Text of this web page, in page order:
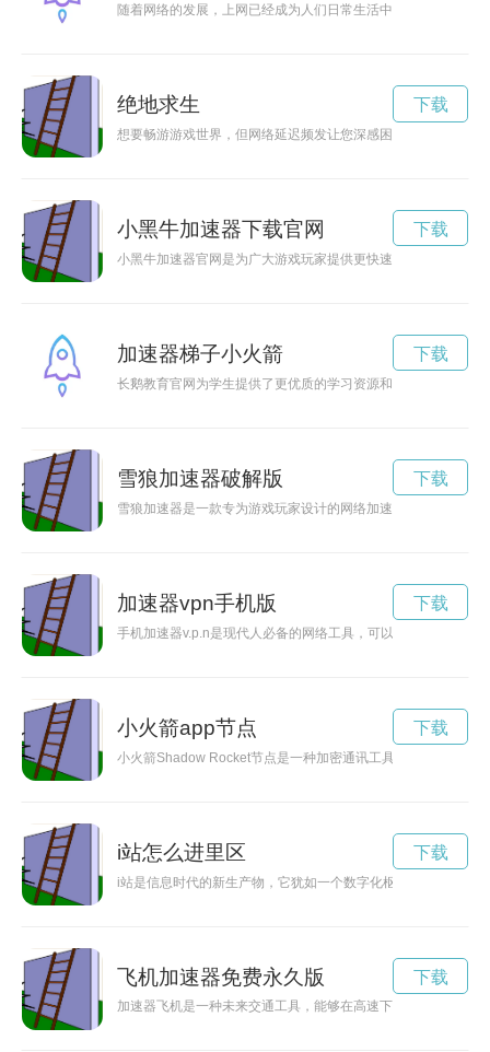
随着网络的发展，上网已经成为人们日常生活中不可或缺的一
绝地求生
想要畅游游戏世界，但网络延迟频发让您深感困惑？试试99手
下载
小黑牛加速器下载官网
小黑牛加速器官网是为广大游戏玩家提供更快速、更稳定的网
下载
加速器梯子小火箭
长鹅教育官网为学生提供了更优质的学习资源和服务，助您加速
下载
雪狼加速器破解版
雪狼加速器是一款专为游戏玩家设计的网络加速器，能够有效
下载
加速器vpn手机版
手机加速器v.p.n是现代人必备的网络工具，可以帮助用户提升
下载
小火箭app节点
小火箭Shadow Rocket节点是一种加密通讯工具，为使用者提
下载
i站怎么进里区
i站是信息时代的新生产物，它犹如一个数字化枢纽，连接着人
下载
飞机加速器免费永久版
加速器飞机是一种未来交通工具，能够在高速下穿梭于高空，
下载